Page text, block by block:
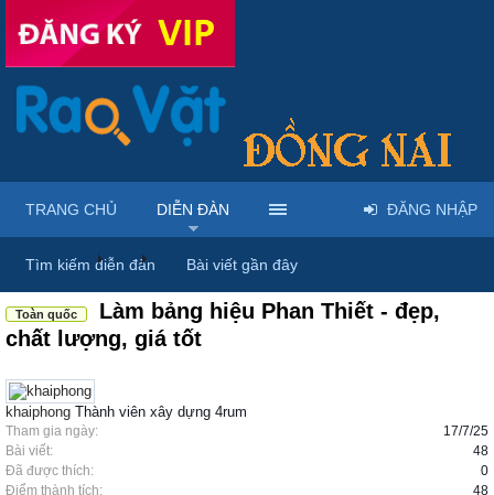
Diễn đàn ... Rao vặt tổng hợp - Uy tín - Miễn phí
Toàn quốc
Làm bảng hiệu Phan Thiết - đẹp,
chất lượng, giá tốt
khaiphong Thành viên xây dựng 4rum
Tham gia ngày:
17/7/25
Bài viết:
48
Đã được thích:
0
Điểm thành tích:
48
TRANG CHỦ DIỄN ĐÀN
Tìm kiếm diễn đàn Bài viết gần đây
ĐĂNG NHẬP